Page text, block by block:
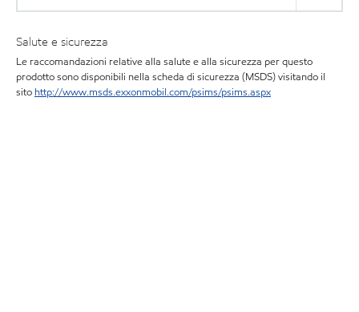
Salute e sicurezza
Le raccomandazioni relative alla salute e alla sicurezza per questo
prodotto sono disponibili nella scheda di sicurezza (MSDS) visitando il
sito http://www.msds.exxonmobil.com/psims/psims.aspx